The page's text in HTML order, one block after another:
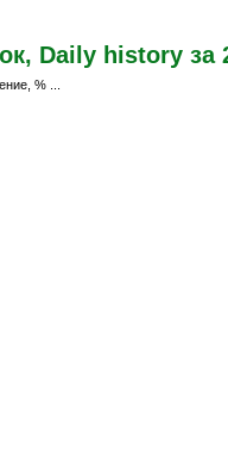
Daily history за
% ...